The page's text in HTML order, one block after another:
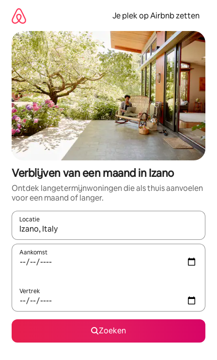
direct
naar
inhoud
Je plek op Airbnb zetten
Verblijven van een maand in Izano
Ontdek langetermijnwoningen die als thuis aanvoelen
voor een maand of langer.
Locatie
Wanneer er resultaten beschikbaar zijn, maak je een keuze
Aankomst
Vertrek
Zoeken